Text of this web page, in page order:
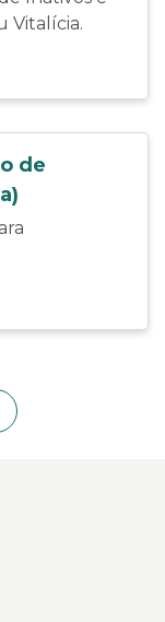
Vitalícia.
de